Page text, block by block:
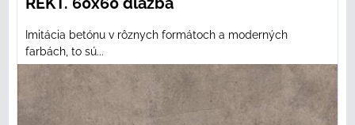
Imitácia betónu v rôznych formátoch a moderných
farbách, to sú...